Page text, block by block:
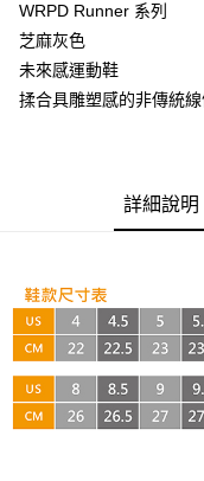
街口支付
悠遊付
AFTEE先享後付
１．簡單：不需註冊會員
【「AFTEE先享後付」結
１．於結帳方式選擇「
結帳頁面，進行簡訊認證
２．訂單成立數日內，您
３．收到繳費通知簡訊後
ATM／網路銀行／等多元方
每筆NT$60，滿
付款後全家取貨
每筆NT$60，滿
7-11取貨付款
WRPD Runner 系列
芝麻灰色
未來感運動鞋
揉合具雕塑感的非傳統
詳細說明